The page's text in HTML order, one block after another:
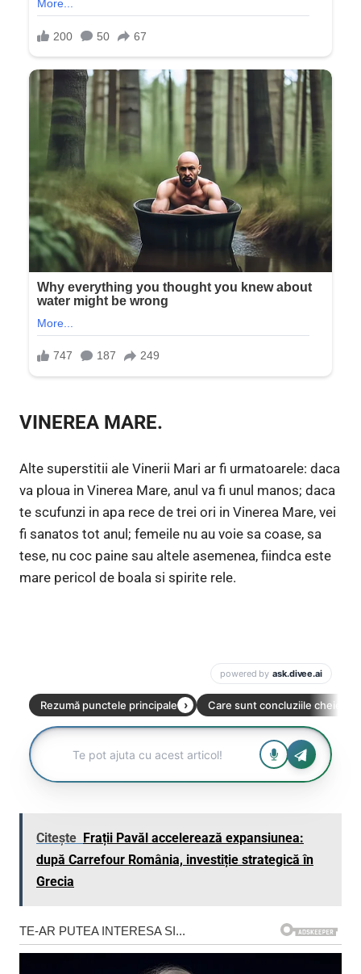
VINEREA MARE.
Alte superstitii ale Vinerii Mari ar fi urmatoarele: daca
va ploua in Vinerea Mare, anul va fi unul manos; daca
te scufunzi in apa rece de trei ori in Vinerea Mare, vei
fi sanatos tot anul; femeile nu au voie sa coase, sa
tese, nu coc paine sau altele asemenea, fiindca este
mare pericol de boala si spirite rele.
Citește Frații Pavăl accelerează expansiunea:
după Carrefour România, investiție strategică în
Grecia